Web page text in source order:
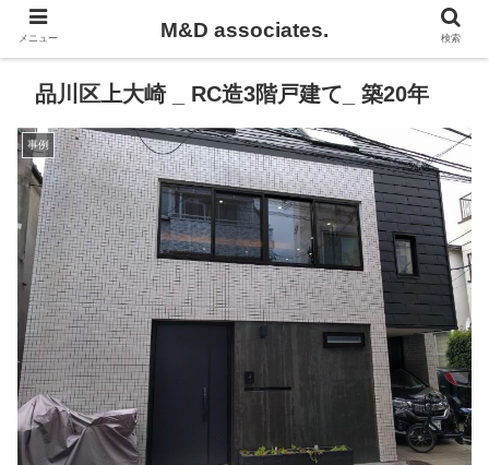
品川区上大崎 _ RC造3階戸建て_ 築20年​
事例
メニュー M&D associates. 検索